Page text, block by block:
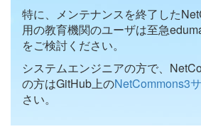
特に、メンテナンスを終了した
用の教育機関のユーザは至急
をご検討ください。
システムエンジニアの方で、
の方はGitHub上のNetCommons3
さい。